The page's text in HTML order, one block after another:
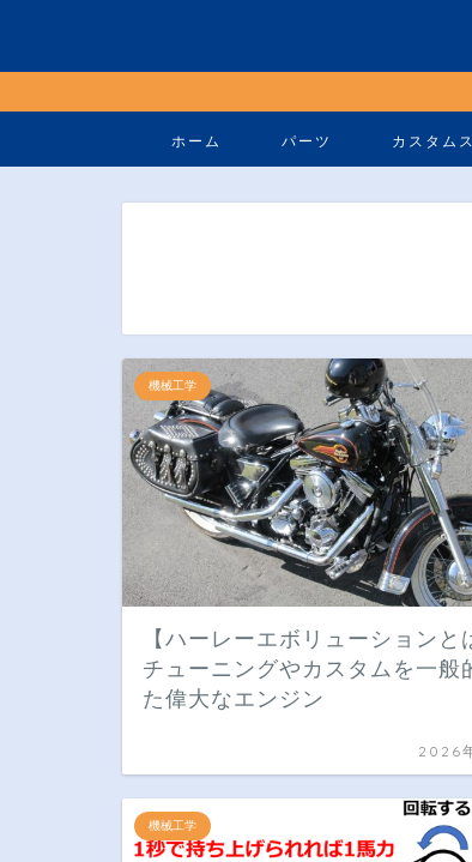
ホーム パーツ カスタム
機械工学
【ハーレーエボリューションと
チューニングやカスタムを一般
た偉大なエンジン
2026
機械工学